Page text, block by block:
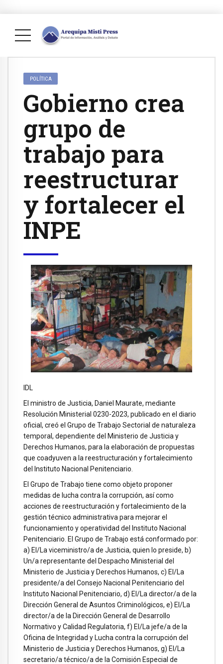
POLÍTICA
Gobierno crea
grupo de
trabajo para
reestructurar
y fortalecer el
INPE
IDL
El ministro de Justicia, Daniel Maurate, mediante
Resolución Ministerial 0230-2023, publicado en el diario
oficial, creó el Grupo de Trabajo Sectorial de naturaleza
temporal, dependiente del Ministerio de Justicia y
Derechos Humanos, para la elaboración de propuestas
que coadyuven a la reestructuración y fortalecimiento
del Instituto Nacional Penitenciario.
El Grupo de Trabajo tiene como objeto proponer
medidas de lucha contra la corrupción, así como
acciones de reestructuración y fortalecimiento de la
gestión técnico administrativa para mejorar el
funcionamiento y operatividad del Instituto Nacional
Penitenciario. El Grupo de Trabajo está conformado por:
a) El/La viceministro/a de Justicia, quien lo preside, b)
Un/a representante del Despacho Ministerial del
Ministerio de Justicia y Derechos Humanos, c) El/La
presidente/a del Consejo Nacional Penitenciario del
Instituto Nacional Penitenciario, d) El/La director/a de la
Dirección General de Asuntos Criminológicos, e) El/La
director/a de la Dirección General de Desarrollo
Normativo y Calidad Regulatoria, f) El/La jefe/a de la
Oficina de Integridad y Lucha contra la corrupción del
Ministerio de Justicia y Derechos Humanos, g) El/La
secretario/a técnico/a de la Comisión Especial de